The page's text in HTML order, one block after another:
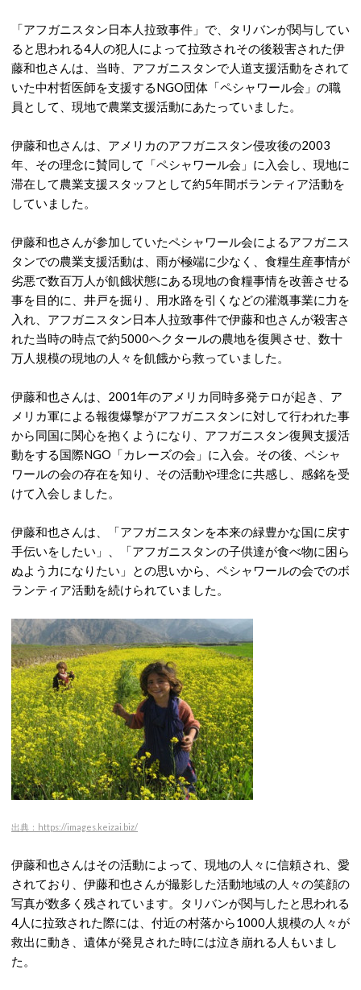
「アフガニスタン日本人拉致事件」で、タリバンが関与してい
ると思われる4人の犯人によって拉致されその後殺害された伊
藤和也さんは、当時、アフガニスタンで人道支援活動をされて
いた中村哲医師を支援するNGO団体「ペシャワール会」の職
員として、現地で農業支援活動にあたっていました。
伊藤和也さんは、アメリカのアフガニスタン侵攻後の2003
年、その理念に賛同して「ペシャワール会」に入会し、現地に
滞在して農業支援スタッフとして約5年間ボランティア活動を
していました。
伊藤和也さんが参加していたペシャワール会によるアフガニス
タンでの農業支援活動は、雨が極端に少なく、食糧生産事情が
劣悪で数百万人が飢餓状態にある現地の食糧事情を改善させる
事を目的に、井戸を掘り、用水路を引くなどの灌漑事業に力を
入れ、アフガニスタン日本人拉致事件で伊藤和也さんが殺害さ
れた当時の時点で約5000ヘクタールの農地を復興させ、数十
万人規模の現地の人々を飢餓から救っていました。
伊藤和也さんは、2001年のアメリカ同時多発テロが起き、ア
メリカ軍による報復爆撃がアフガニスタンに対して行われた事
から同国に関心を抱くようになり、アフガニスタン復興支援活
動をする国際NGO「カレーズの会」に入会。その後、ペシャ
ワールの会の存在を知り、その活動や理念に共感し、感銘を受
けて入会しました。
伊藤和也さんは、「アフガニスタンを本来の緑豊かな国に戻す
手伝いをしたい」、「アフガニスタンの子供達が食べ物に困ら
ぬよう力になりたい」との思いから、ペシャワールの会でのボ
ランティア活動を続けられていました。
出典：https://images.keizai.biz/
伊藤和也さんはその活動によって、現地の人々に信頼され、愛
されており、伊藤和也さんが撮影した活動地域の人々の笑顔の
写真が数多く残されています。タリバンが関与したと思われる
4人に拉致された際には、付近の村落から1000人規模の人々が
救出に動き、遺体が発見された時には泣き崩れる人もいまし
た。